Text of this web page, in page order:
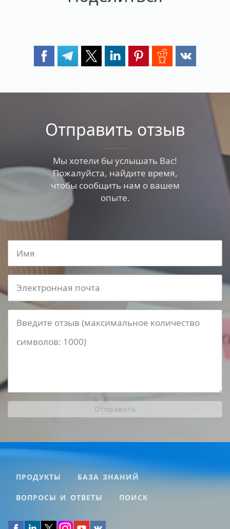
Отправить отзыв
Мы хотели бы услышать Вас!
Пожалуйста, найдите время,
чтобы сообщить нам о вашем
опыте.
Отправить
ПРОДУКТЫ БАЗА ЗНАНИЙ
ВОПРОСЫ И ОТВЕТЫ ПОИСК